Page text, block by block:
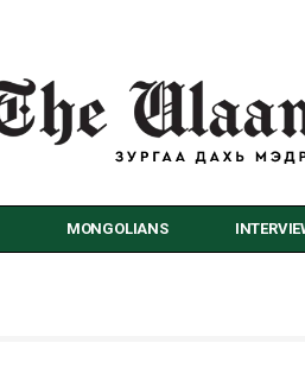
MONGOLIANS